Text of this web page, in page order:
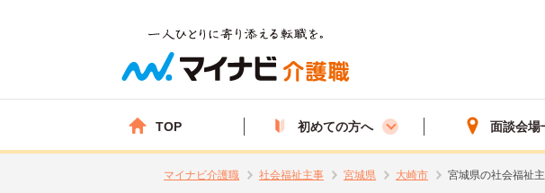
TOP 初めての方へ 面談会場
マイナビ介護職 社会福祉主事 宮城県 大崎市 宮城県の社会福祉